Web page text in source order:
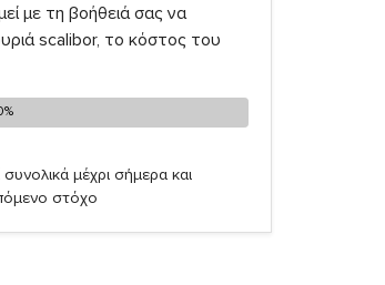
με τη βοήθειά σας να
scalibor, το κόστος του
μέχρι σήμερα και
στόχο